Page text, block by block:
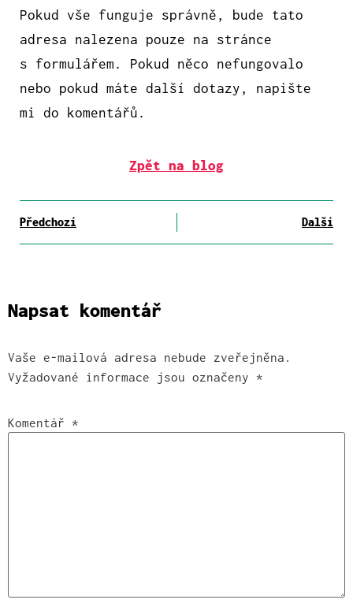
Pokud vše funguje správně, bude tato
adresa nalezena pouze na stránce
s formulářem. Pokud něco nefungovalo
nebo pokud máte další dotazy, napište
mi do komentářů.
Zpět na blog
Předchozí Další
Napsat komentář
Vaše e-mailová adresa nebude zveřejněna.
Vyžadované informace jsou označeny *
Komentář *